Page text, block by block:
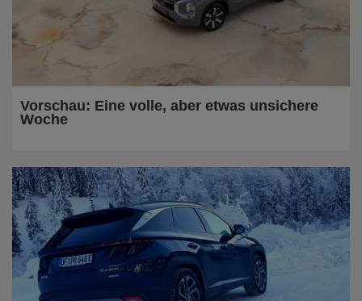
Vorschau: Eine volle, aber etwas unsichere
Woche